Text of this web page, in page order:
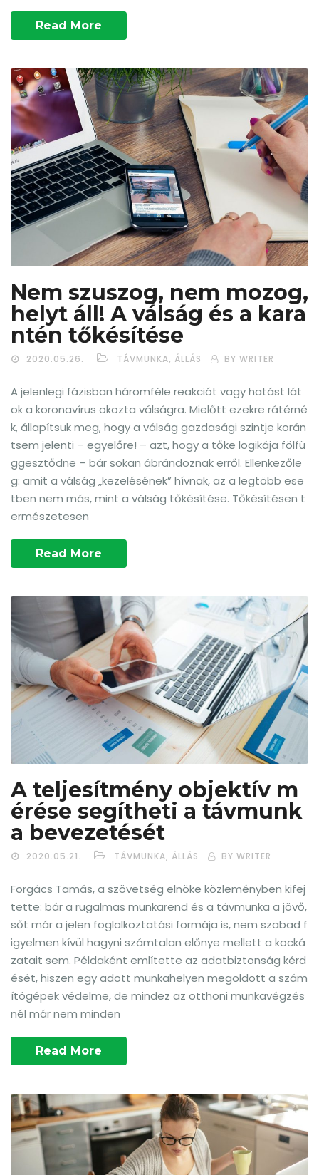
Read More
Nem szuszog, nem mozog,
helyt áll! A válság és a kara
ntén tőkésítése
2020.05.26. TÁVMUNKA, ÁLLÁS BY WRITER
A jelenlegi fázisban háromféle reakciót vagy hatást lát
ok a koronavírus okozta válságra. Mielőtt ezekre rátérné
k, állapítsuk meg, hogy a válság gazdasági szintje korán
tsem jelenti – egyelőre! – azt, hogy a tőke logikája fölfü
ggesztődne – bár sokan ábrándoznak erről. Ellenkezőle
g: amit a válság „kezelésének” hívnak, az a legtöbb ese
tben nem más, mint a válság tőkésítése. Tőkésítésen t
ermészetesen
Read More
A teljesítmény objektív m
érése segítheti a távmunk
a bevezetését
2020.05.21. TÁVMUNKA, ÁLLÁS BY WRITER
Forgács Tamás, a szövetség elnöke közleményben kifej
tette: bár a rugalmas munkarend és a távmunka a jövő,
sőt már a jelen foglalkoztatási formája is, nem szabad f
igyelmen kívül hagyni számtalan előnye mellett a kocká
zatait sem. Példaként említette az adatbiztonság kérd
ését, hiszen egy adott munkahelyen megoldott a szám
ítógépek védelme, de mindez az otthoni munkavégzés
nél már nem minden
Read More